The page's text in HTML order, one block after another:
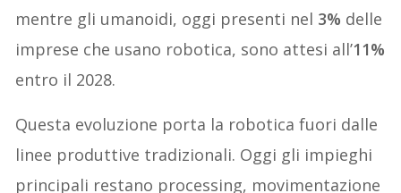
mentre gli umanoidi, oggi presenti nel 3% delle
imprese che usano robotica, sono attesi all’11%
entro il 2028.
Questa evoluzione porta la robotica fuori dalle
linee produttive tradizionali. Oggi gli impieghi
principali restano processing, movimentazione